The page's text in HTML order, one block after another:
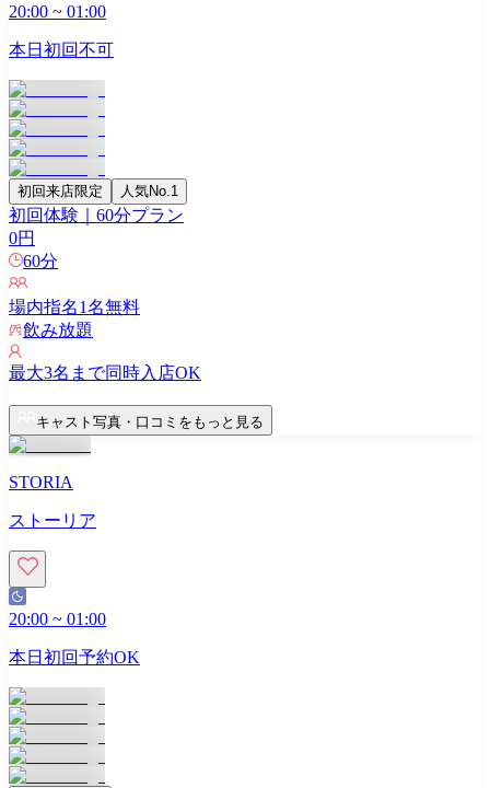
20:00 ~ 01:00
本日初回不可
初回来店限定 人気No.1
初回体験｜60分プラン
0円
60分
場内指名1名無料
飲み放題
最大3名まで同時入店OK
キャスト写真・口コミをもっと見る
STORIA
ストーリア
20:00 ~ 01:00
本日初回予約OK